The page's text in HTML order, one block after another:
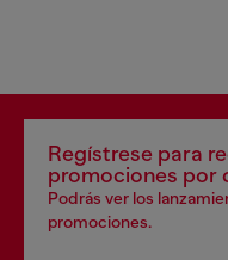
Regístrese para
promociones por
Podrás ver los
promociones.